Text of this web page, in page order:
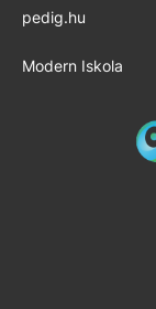
pedig.hu
Modern Iskola